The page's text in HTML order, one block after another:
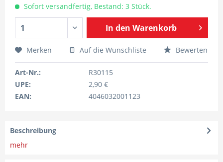
Sofort versandfertig, Bestand: 3 Stück.
In den Warenkorb
Merken Auf die Wunschliste Bewerten
Art-Nr.:
R30115
UPE:
2,90 €
EAN:
4046032001123
Beschreibung
mehr